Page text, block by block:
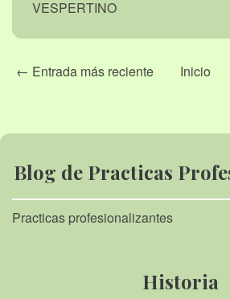
VESPERTINO
← Entrada más reciente Inicio
Blog de Practicas
Practicas profesionalizantes
Historia